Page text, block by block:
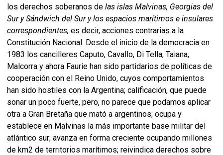
los derechos soberanos de las islas Malvinas, Georgias del
Sur y Sándwich del Sur y los espacios marítimos e insulares
correspondientes, es decir, acciones contrarias a la
Constitución Nacional. Desde el inicio de la democracia en
1983 los cancilleres Caputo, Cavallo, Di Tella, Taiana,
Malcorra y ahora Faurie han sido partidarios de políticas de
cooperación con el Reino Unido, cuyos comportamientos
han sido hostiles con la Argentina; calificación, que puede
sonar un poco fuerte, pero, no parece que podamos aplicar
otra a Gran Bretaña que mató a argentinos; ocupa y
establece en Malvinas la más importante base militar del
atlántico sur; avanza en forma creciente ocupando millones
de km2 de territorios marítimos; reivindica derechos sobre